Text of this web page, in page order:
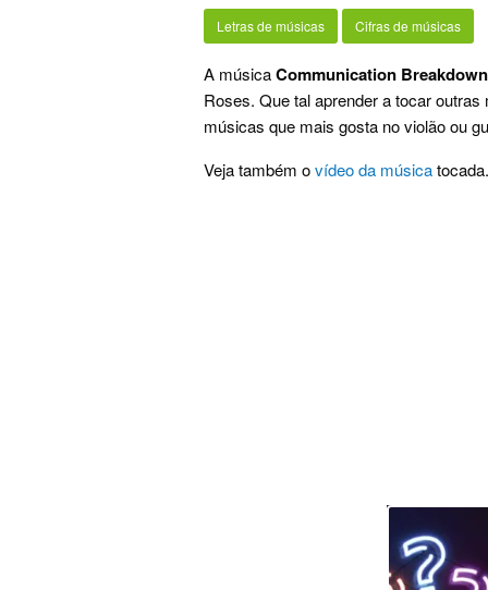
Letras de músicas Cifras de músicas
A músicaCommunication Breakdown
Roses. Que tal aprender a tocar outras
músicas que mais gosta no violão ou
Veja também ovídeo da músicatocada.